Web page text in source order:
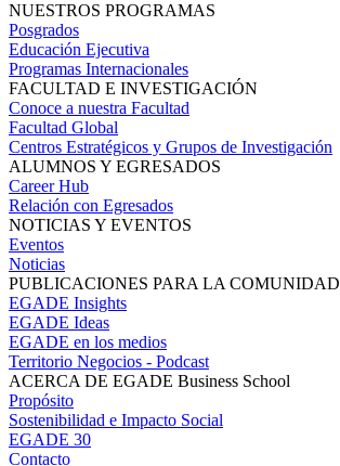
NUESTROS PROGRAMAS
Posgrados
Educación Ejecutiva
Programas Internacionales
FACULTAD E INVESTIGACIÓN
Conoce a nuestra Facultad
Facultad Global
Centros Estratégicos y Grupos de Investigación
ALUMNOS Y EGRESADOS
Career Hub
Relación con Egresados
NOTICIAS Y EVENTOS
Eventos
Noticias
PUBLICACIONES PARA LA COMUNIDAD
EGADE Insights
EGADE Ideas
EGADE en los medios
Territorio Negocios - Podcast
ACERCA DE EGADE Business School
Propósito
Sostenibilidad e Impacto Social
EGADE 30
Contacto